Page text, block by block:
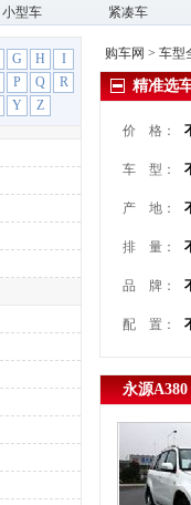
小型车 紧凑车
G H
I
P Q
R
Y Z
购车网 > 车型
精准选
价 格：
车 型：
产 地：
排 量：
品 牌：
配 置：
永源A380